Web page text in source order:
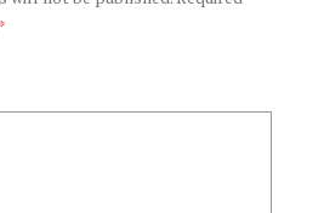
പണം തട്ടി, പരിപാടി
*